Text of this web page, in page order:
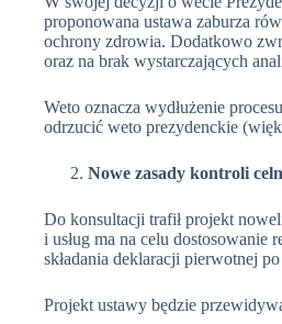
proponowana ustawa zaburza
ochrony zdrowia. Dodatkowo
oraz na brak wystarczających
Weto oznacza wydłużenie
odrzucić weto prezydenckie
Nowe zasady kontroli
Do konsultacji trafił projekt
i usług ma na celu
składania deklaracji pierwotnej
Projekt ustawy będzie